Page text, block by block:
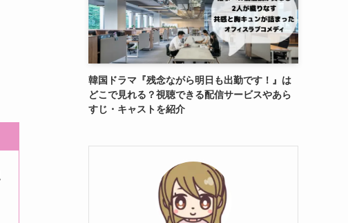
韓国ドラマ『残念ながら明日も出勤です！』は
どこで見れる？視聴できる配信サービスやあら
すじ・キャストを紹介